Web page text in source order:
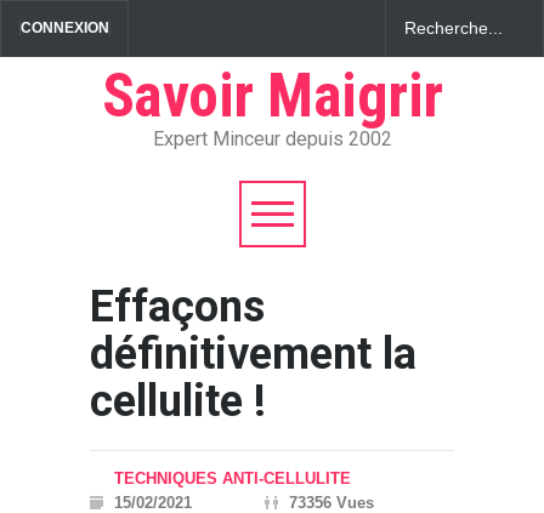
CONNEXION
Savoir Maigrir
Expert Minceur depuis 2002
Effaçons
définitivement la
cellulite !
TECHNIQUES ANTI-CELLULITE
15/02/2021
73356 Vues